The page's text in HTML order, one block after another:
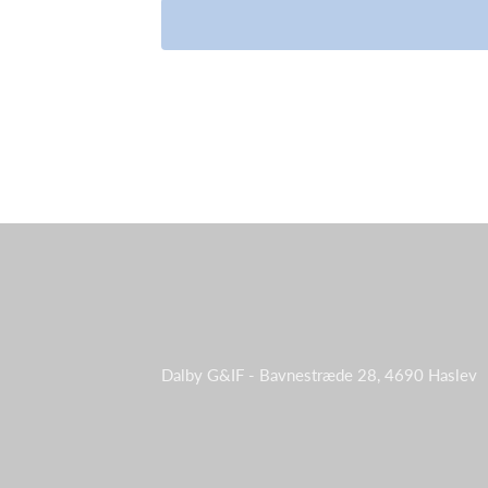
Dalby G&IF - Bavnestræde 28, 4690 Haslev